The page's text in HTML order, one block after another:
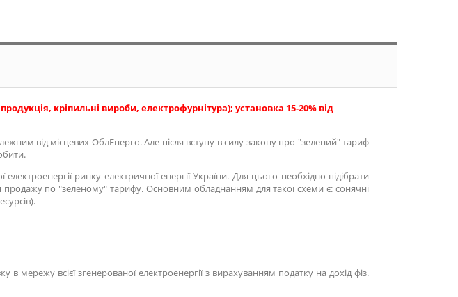
кріпильні вироби, електрофурнітура); установка 15-20% від
від місцевих ОблЕнерго. Але після вступу в силу закону про "зелений" тариф
ринку електричної енергії України. Для цього необхідно підібрати
по "зеленому" тарифу. Основним обладнанням для такої схеми є: сонячні
в мережу всієї згенерованої електроенергії з вирахуванням податку на дохід фіз.